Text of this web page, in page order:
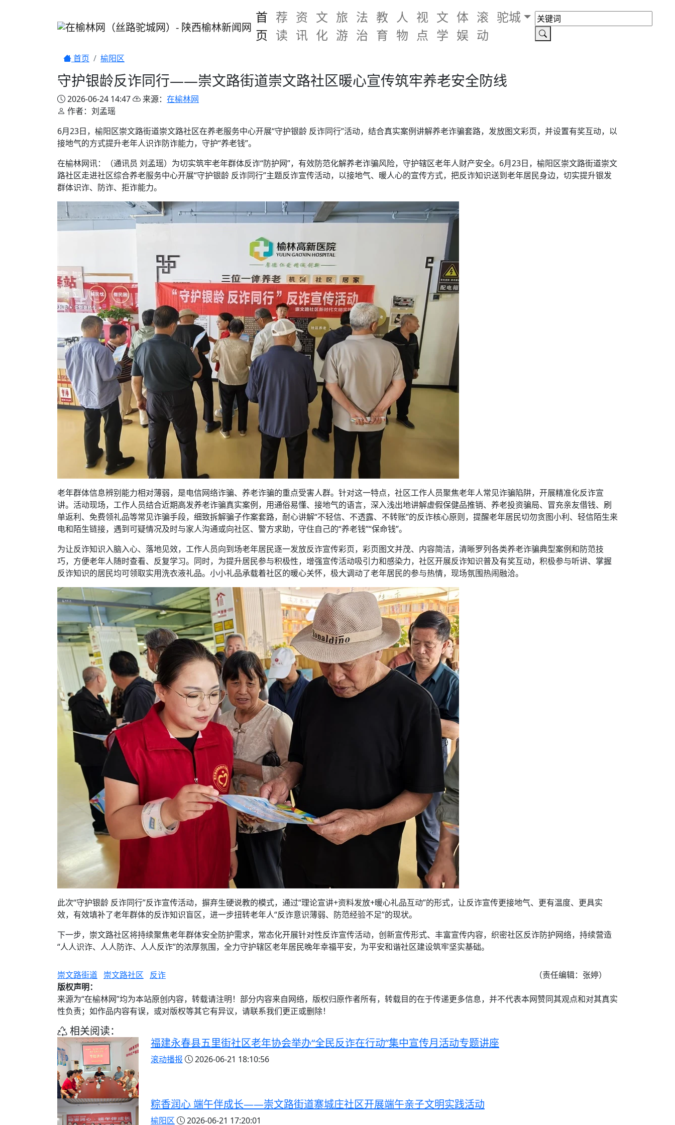
首
页
荐
读
资
讯
文
化
旅
游
法
治
教
育
人
物
视
点
文
学
体
娱
滚
动
驼城
首页 榆阳区
守护银龄反诈同行——崇文路街道崇文路社区暖心宣传筑牢养老安全防线
2026-06-24 14:47 来源： 在榆林网
作者：刘孟瑶
6月23日，榆阳区崇文路街道崇文路社区在养老服务中心开展“守护银龄 反诈同行”活动，结合真实案例讲解养老诈骗套路，发放图文彩页，并设置有奖互动，以
接地气的方式提升老年人识诈防诈能力，守护“养老钱”。
在榆林网讯：（通讯员 刘孟瑶）为切实筑牢老年群体反诈“防护网”，有效防范化解养老诈骗风险，守护辖区老年人财产安全。6月23日，榆阳区崇文路街道崇文
路社区走进社区综合养老服务中心开展“守护银龄 反诈同行”主题反诈宣传活动，以接地气、暖人心的宣传方式，把反诈知识送到老年居民身边，切实提升银发
群体识诈、防诈、拒诈能力。
老年群体信息辨别能力相对薄弱，是电信网络诈骗、养老诈骗的重点受害人群。针对这一特点，社区工作人员聚焦老年人常见诈骗陷阱，开展精准化反诈宣
讲。活动现场，工作人员结合近期高发养老诈骗真实案例，用通俗易懂、接地气的语言，深入浅出地讲解虚假保健品推销、养老投资骗局、冒充亲友借钱、刷
单返利、免费领礼品等常见诈骗手段，细致拆解骗子作案套路，耐心讲解“不轻信、不透露、不转账”的反诈核心原则，提醒老年居民切勿贪图小利、轻信陌生来
电和陌生链接，遇到可疑情况及时与家人沟通或向社区、警方求助，守住自己的“养老钱”“保命钱”。
为让反诈知识入脑入心、落地见效，工作人员向到场老年居民逐一发放反诈宣传彩页，彩页图文并茂、内容简洁，清晰罗列各类养老诈骗典型案例和防范技
巧，方便老年人随时查看、反复学习。同时，为提升居民参与积极性，增强宣传活动吸引力和感染力，社区开展反诈知识普及有奖互动，积极参与听讲、掌握
反诈知识的居民均可领取实用洗衣液礼品。小小礼品承载着社区的暖心关怀，极大调动了老年居民的参与热情，现场氛围热闹融洽。
此次“守护银龄 反诈同行”反诈宣传活动，摒弃生硬说教的模式，通过“理论宣讲+资料发放+暖心礼品互动”的形式，让反诈宣传更接地气、更有温度、更具实
效，有效填补了老年群体的反诈知识盲区，进一步扭转老年人“反诈意识薄弱、防范经验不足”的现状。
下一步，崇文路社区将持续聚焦老年群体安全防护需求，常态化开展针对性反诈宣传活动，创新宣传形式、丰富宣传内容，织密社区反诈防护网络，持续营造
“人人识诈、人人防诈、人人反诈”的浓厚氛围，全力守护辖区老年居民晚年幸福平安，为平安和谐社区建设筑牢坚实基础。
崇文路街道 崇文路社区 反诈
（责任编辑：张婷）
版权声明：
来源为“在榆林网”均为本站原创内容，转载请注明！部分内容来自网络，版权归原作者所有，转载目的在于传递更多信息，并不代表本网赞同其观点和对其真实
性负责；如作品内容有误，或对版权等其它有异议，请联系我们更正或删除！
相关阅读：
福建永春县五里街社区老年协会举办“全民反诈在行动”集中宣传月活动专题讲座
滚动播报 2026-06-21 18:10:56
粽香润心 端午伴成长——崇文路街道寨城庄社区开展端午亲子文明实践活动
榆阳区 2026-06-21 17:20:01